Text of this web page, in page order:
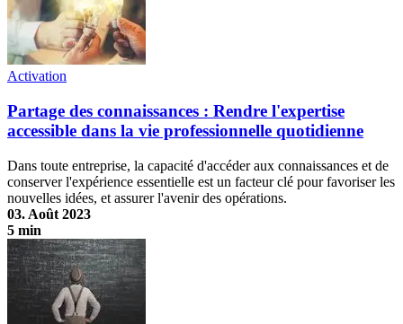
Activation
Partage des connaissances : Rendre l'expertise
accessible dans la vie professionnelle quotidienne
Dans toute entreprise, la capacité d'accéder aux connaissances et de
conserver l'expérience essentielle est un facteur clé pour favoriser les
nouvelles idées, et assurer l'avenir des opérations.
03. Août 2023
5 min
Partage des connaissances : Rendre l'expertise accessible dans la vie
professionnelle quotidienne